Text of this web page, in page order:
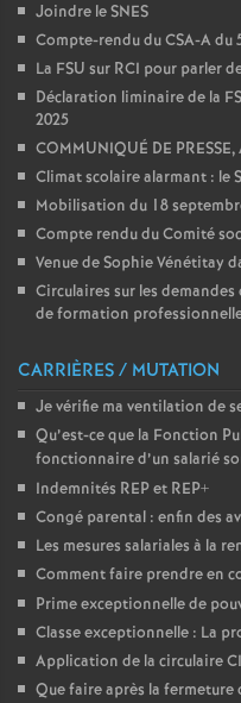
Joindre le SNES
Compte-rendu du CSA-A du
La FSU sur RCI pour parler
Déclaration liminaire de la
2025
COMMUNIQUÉ DE
Climat scolaire alarmant : le
Mobilisation du 18
Compte rendu du Comité
Venue de Sophie Vénétitay
Circulaires sur les
de formation
CARRIÈRES / MUTATION
Je vérifie ma ventilation de
Qu’est-ce que la Fonction
fonctionnaire d’un salarié
Indemnités REP et REP+
Congé parental : enfin des
Les mesures salariales à la
Comment faire prendre en
Prime exceptionnelle de
Classe exceptionnelle : La
Application de la circulaire
Que faire après la fermeture